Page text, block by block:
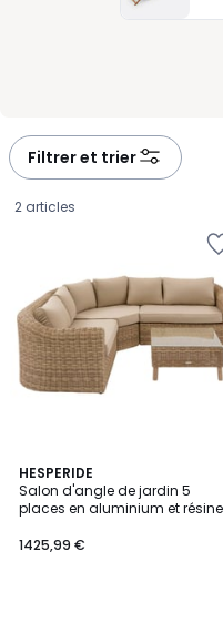
Filtrer et trier
2 articles
HESPERIDE
Salon d'angle de jardin 5
places en aluminium et résine
€.
1425,99 €